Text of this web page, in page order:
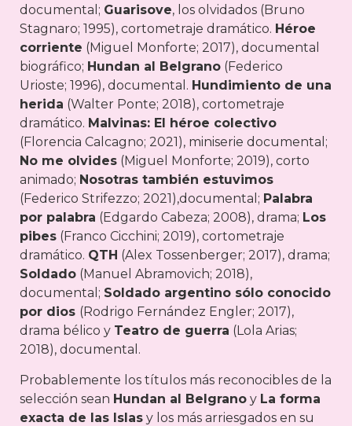
documental; Guarisove, los olvidados (Bruno
Stagnaro; 1995), cortometraje dramático. Héroe
corriente (Miguel Monforte; 2017), documental
biográfico; Hundan al Belgrano (Federico
Urioste; 1996), documental. Hundimiento de una
herida (Walter Ponte; 2018), cortometraje
dramático. Malvinas: El héroe colectivo
(Florencia Calcagno; 2021), miniserie documental;
No me olvides (Miguel Monforte; 2019), corto
animado; Nosotras también estuvimos
(Federico Strifezzo; 2021),documental; Palabra
por palabra (Edgardo Cabeza; 2008), drama; Los
pibes (Franco Cicchini; 2019), cortometraje
dramático. QTH (Alex Tossenberger; 2017), drama;
Soldado (Manuel Abramovich; 2018),
documental; Soldado argentino sólo conocido
por dios (Rodrigo Fernández Engler; 2017),
drama bélico y Teatro de guerra (Lola Arias;
2018), documental.
Probablemente los títulos más reconocibles de la
selección sean Hundan al Belgrano y La forma
exacta de las Islas y los más arriesgados en su